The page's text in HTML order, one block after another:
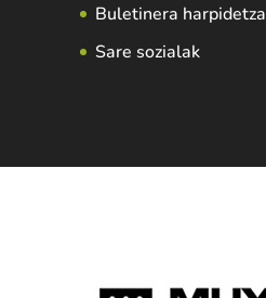
Buletinera harpidetza
Sare sozialak